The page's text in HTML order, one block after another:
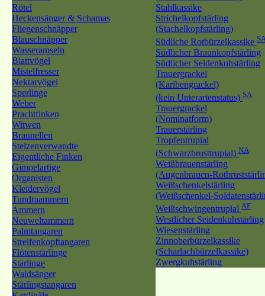
Rötel
Heckensänger & Schamas
Fliegenschnäpper
Blauschnäpper
Wasseramseln
Blattvögel
Mistelfresser
Nektarvögel
Sperlinge
Weber
Prachtfinken
Witwen
Braunellen
Stelzenverwandte
Eigentliche Finken
Gimpelartige
Organisten
Kleidervögel
Tundraammern
Ammern
Neuweltammern
Palmtangaren
Streifenkopftangaren
Flötenstärlinge
Stärlinge
Waldsänger
Stärlingstangaren
Stahlkassike
Strichelkopfstärling
(Stachelkopfstärling)
Südliche Rotbürzelkassike
Südlicher Braunkopfstärling
Südlicher Seidenkuhstärling
Trauergrackel
(Karibengrackel)
(kein Unterartenstatus) SA
Trauergrackel
(Nominatform)
Trauerstärling
Tropfentrupial
(Schwarzbrusttrupial) NA
Weißbrauenstärling
(Augenbrauen-
Weißschenkelstärling
(Weißschenkel-
Weißschwingentrupial AF
Westlicher Seidenkuhstärling
Wiesenstärling
Zinnoberbürzelkassike
(Scharlachbürzelkassike)
Zwergkuhstärling